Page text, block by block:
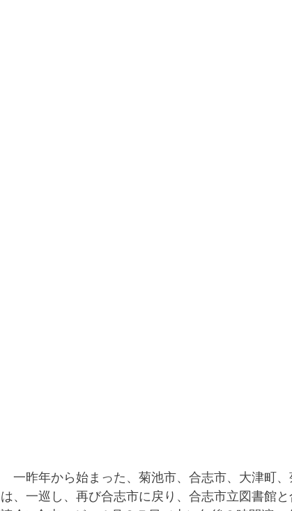
一昨年から始まった、菊池市、合志市、大津町、
は、一巡し、再び合志市に戻り、合志市立図書館